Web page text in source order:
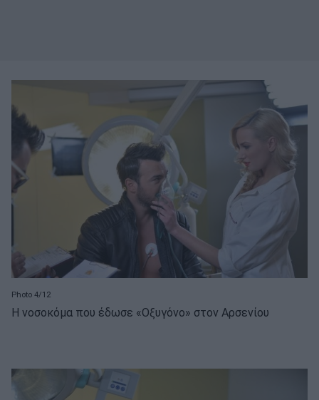
Photo 4/12
Η νοσοκόμα που έδωσε «Οξυγόνο» στον Αρσενίου